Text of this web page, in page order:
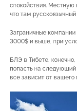
спокойствия.
что там
Заграничные
3000$ и выше, при
БЛЭ в Тибете,
попасть на следующий
все зависит от